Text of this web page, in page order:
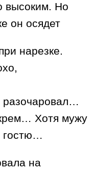
высоким. Но
он осядет
нарезке.
разочаровал…
Хотя мужу
на